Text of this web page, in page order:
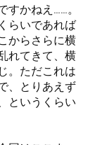
かねえ……。
らいであれば
からさらに横
れてきて、横
。ただこれは
、とりあえず
というくらい